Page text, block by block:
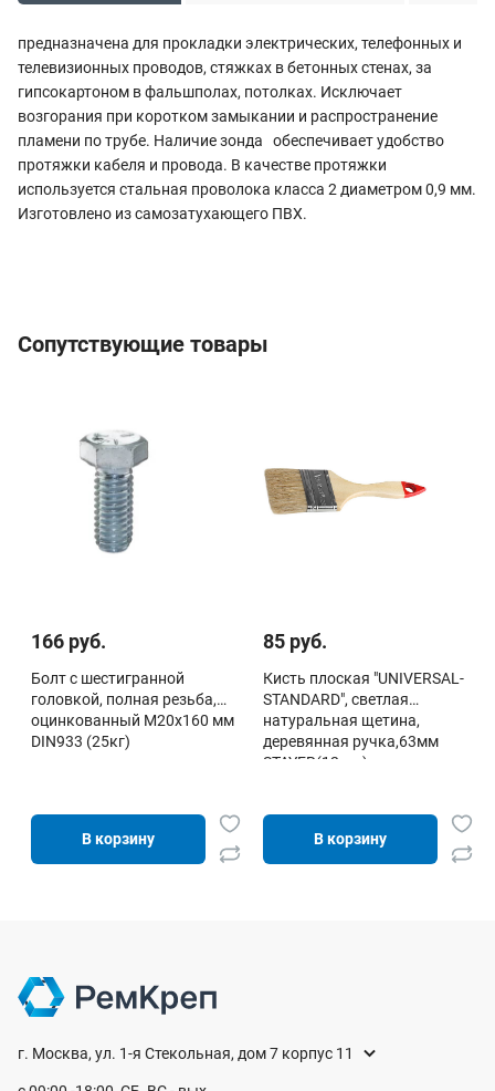
предназначена для прокладки электрических, телефонных и
телевизионных проводов, стяжках в бетонных стенах, за
гипсокартоном в фальшполах, потолках. Исключает
возгорания при коротком замыкании и распространение
пламени по трубе. Наличие зонда обеспечивает удобство
протяжки кабеля и провода. В качестве протяжки
используется стальная проволока класса 2 диаметром 0,9 мм.
Изготовлено из самозатухающего ПВХ.
Сопутствующие товары
166 руб.
Болт с шестигранной
головкой, полная резьба,
оцинкованный М20х160 мм
DIN933 (25кг)
В корзину
85 руб.
Кисть плоская "UNIVERSAL-
STANDARD", светлая
натуральная щетина,
деревянная ручка,63мм
STAYER(12 шт)
В корзину
г. Москва, ул. 1-я Стекольная, дом 7 корпус 11